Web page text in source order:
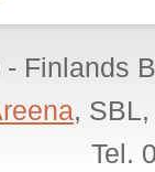
Finlands
,
Tel.